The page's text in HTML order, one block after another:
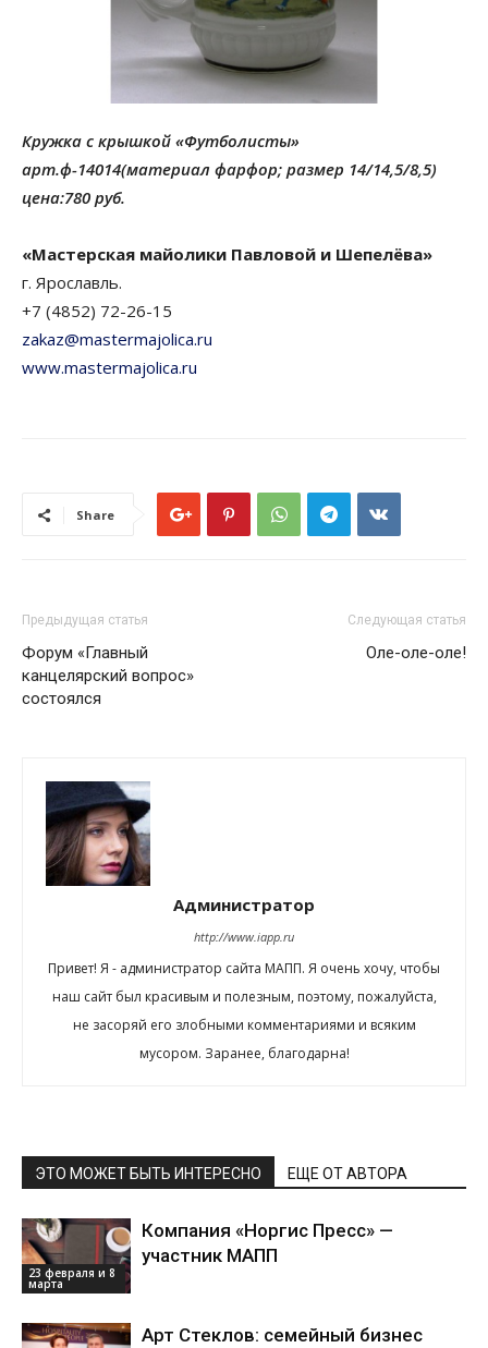
Кружка с крышкой «Футболисты»
арт.ф-14014(материал фарфор; размер 14/14,5/8,5)
цена:780 руб.
«Мастерская майолики Павловой и Шепелёва»
г. Ярославль.
+7 (4852) 72-26-15
zakaz@mastermajolica.ru
www.mastermajolica.ru
Share
Предыдущая статья
Форум «Главный
канцелярский вопрос»
состоялся
Следующая статья
Оле-оле-оле!
Администратор
http://www.iapp.ru
Привет! Я - администратор сайта МАПП. Я очень хочу, чтобы
наш сайт был красивым и полезным, поэтому, пожалуйста,
не засоряй его злобными комментариями и всяким
мусором. Заранее, благодарна!
ЭТО МОЖЕТ БЫТЬ ИНТЕРЕСНО ЕЩЕ ОТ АВТОРА
23 февраля и 8
марта
Компания «Норгис Пресс» —
участник МАПП
Арт Стеклов: семейный бизнес